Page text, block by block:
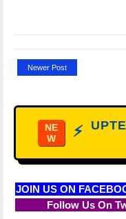
Newer Post
NE
W
⚡
JOIN US ON
Follow Us On